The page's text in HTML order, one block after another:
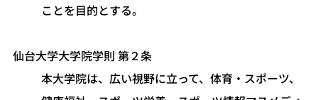
ことを目的とする。
仙台大学大学院学則 第２条
本大学院は、広い視野に立って、体育・スポーツ、